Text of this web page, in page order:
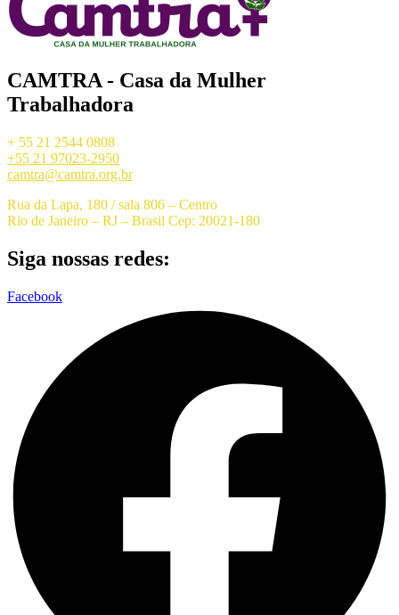
CAMTRA - Casa da Mulher
Trabalhadora
+ 55 21 2544 0808
+55 21 97023-2950
camtra@camtra.org.br
Rua da Lapa, 180 / sala 806 – Centro
Rio de Janeiro – RJ – Brasil Cep: 20021-180
Siga nossas redes:
Facebook